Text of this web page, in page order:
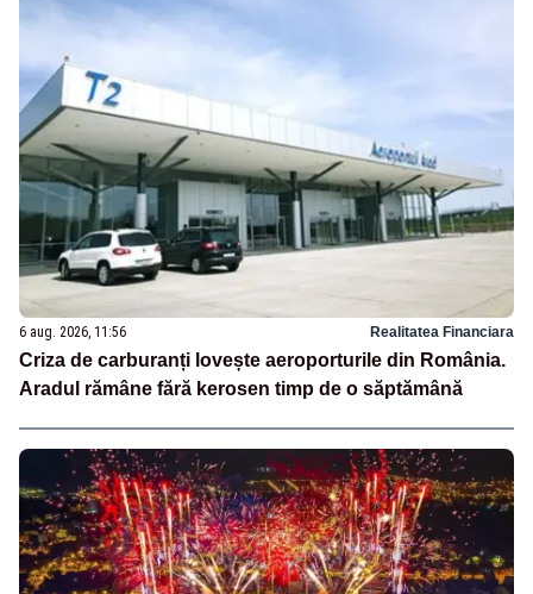
6 aug. 2026, 11:56 Realitatea Financiara
Criza de carburanți lovește aeroporturile din România.
Aradul rămâne fără kerosen timp de o săptămână